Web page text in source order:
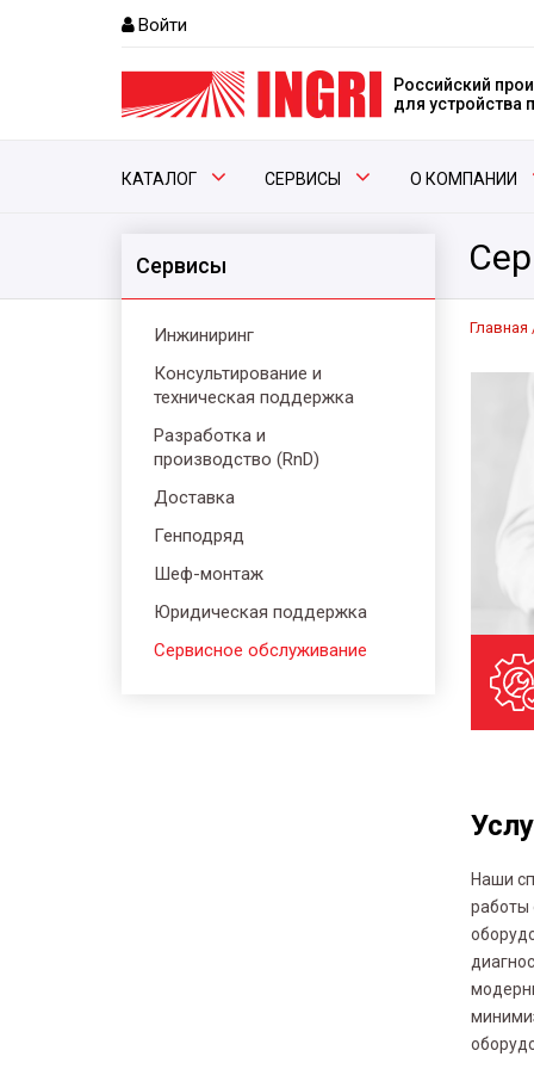
Войти
Российский
для
КАТАЛОГ СЕРВИСЫ О КОМПАНИИ
Сервисы
Инжиниринг
Консультирование и
техническая поддержка
Разработка и
производство (RnD)
Доставка
Генподряд
Шеф-монтаж
Юридическая поддержка
Сервисное обслуживание
Главная
Наши
работы